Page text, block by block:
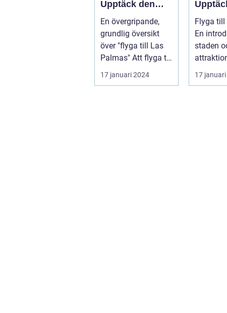
Upptäck den
fascinerande
ögruppen
En övergripande,
grundlig översikt
över "flyga till Las
Palmas" Att flyga till
Las Palmas, beläget
17 januari 2024
staden
rika
kultur
Flyga till
En
staden
största...
17